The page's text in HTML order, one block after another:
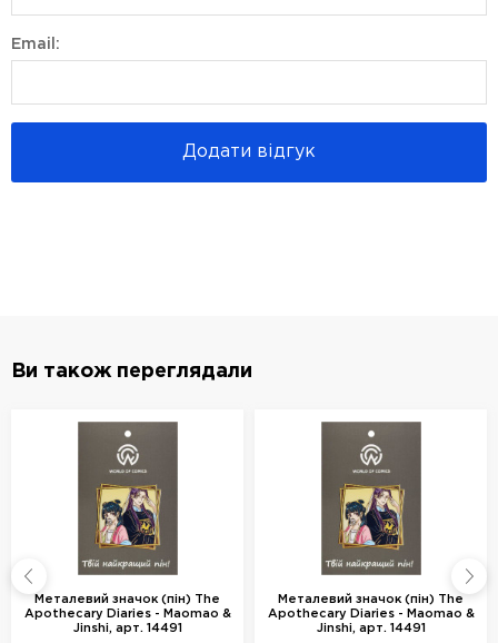
Email:
Додати відгук
Ви також переглядали
Металевий значок (пін) The
Apothecary Diaries - Maomao &
Jinshi, арт. 14491
Металевий значок (пін) The
Apothecary Diaries - Maomao &
Jinshi, арт. 14491